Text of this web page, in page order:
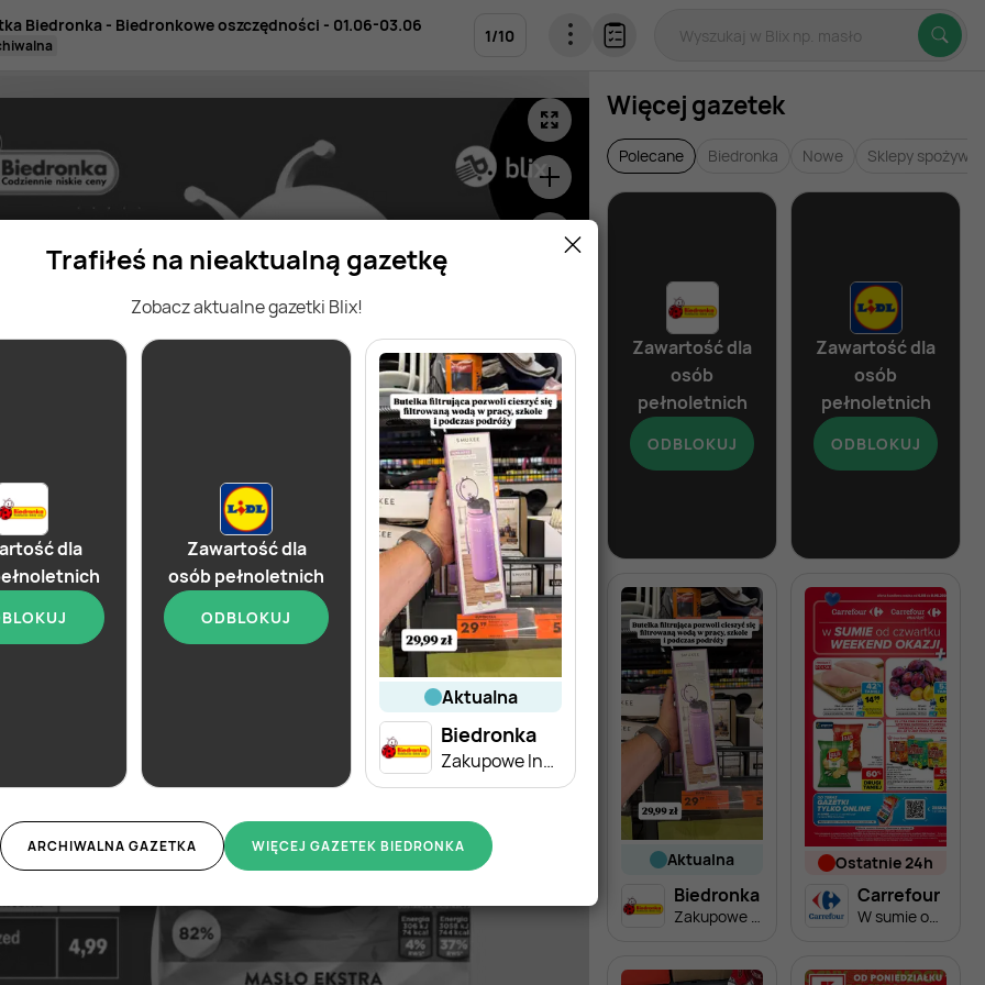
Trafiłeś na nieaktualną gazetkę
Zobacz aktualne gazetki Blix!
dla
Zawartość dla
osób pełnoletnich
ODBLOKUJ
aktualna
Biedronka
Zakupowe Inspiracje - produkty do domu i dodatki modowe
WIĘCEJ GAZETEK BIEDRONKA
ARCHIWALNA GAZETKA
Biedronka - Biedronkowe oszczędności - 01.06-03.06
1/10
Więcej gazetek
Polecane Biedronka Nowe Sklepy
Zawartość dla
osób
pełnoletnich
ODBLOKUJ
Zawartość dla
osób
pełnoletnich
ODBLOKUJ
aktualna
Biedronka
ostatnie 24h
Carrefour